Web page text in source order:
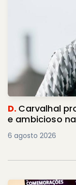
D. Carvalhal
e ambicioso
6 agosto 2026